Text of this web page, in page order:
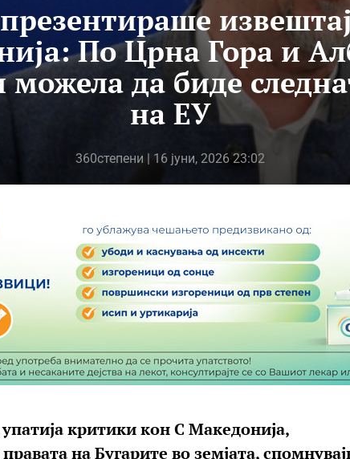
По Црна Гора и
можела да биде
на ЕУ
360степени | 16 јуни, 2026 23:02
критики кон С Македонија,
на Бугарите во земјата,